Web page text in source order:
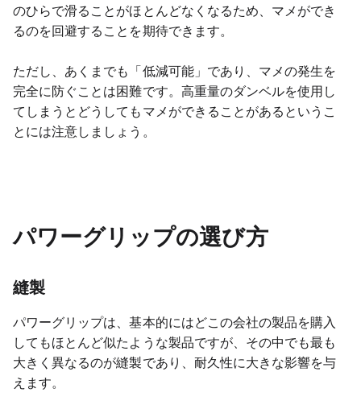
のひらで滑ることがほとんどなくなるため、マメができ
るのを回避することを期待できます。
ただし、あくまでも「低減可能」であり、マメの発生を
完全に防ぐことは困難です。高重量のダンベルを使用し
てしまうとどうしてもマメができることがあるというこ
とには注意しましょう。
パワーグリップの選び方
縫製
パワーグリップは、基本的にはどこの会社の製品を購入
してもほとんど似たような製品ですが、その中でも最も
大きく異なるのが縫製であり、耐久性に大きな影響を与
えます。